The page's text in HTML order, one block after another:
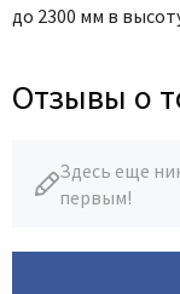
до 2300 мм в
Отзывы о
Здесь еще
первым!